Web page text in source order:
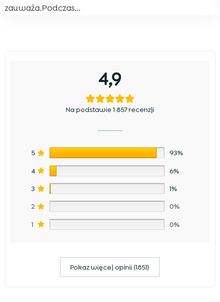
zauważa.Podczas...
4,9
Na podstawie 1 857 recenzji
5 93%
4 6%
3 1%
2 0%
1 0%
Pokaz więcej opinii (1851)